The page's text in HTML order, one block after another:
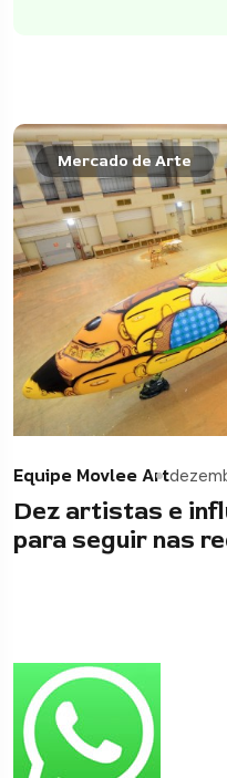
Mercado de Arte
Equipe Movlee Art
Dez artistas e
para seguir nas